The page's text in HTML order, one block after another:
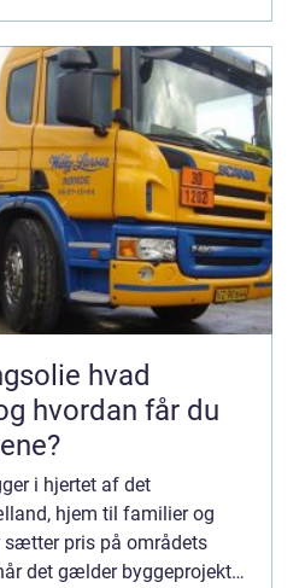
hvad
hvordan får du
i hjertet af det
hjem til familier og
sætter pris på områdets
det gælder byggeprojekter